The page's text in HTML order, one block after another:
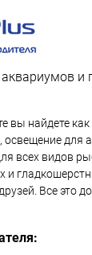
и
вы найдете
освещение для
всех видов
и
Все это